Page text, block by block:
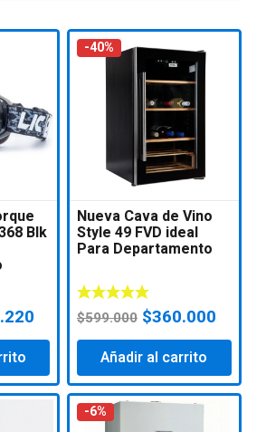
Blk
precio
es:
$164.220.
-40%
Nueva Cava de Vino
Style 49 FVD ideal
Para Departamento
$599.000 El
precio
original
era:
$599.000.
$360.000
precio
es:
Añadir al carrito
-6%